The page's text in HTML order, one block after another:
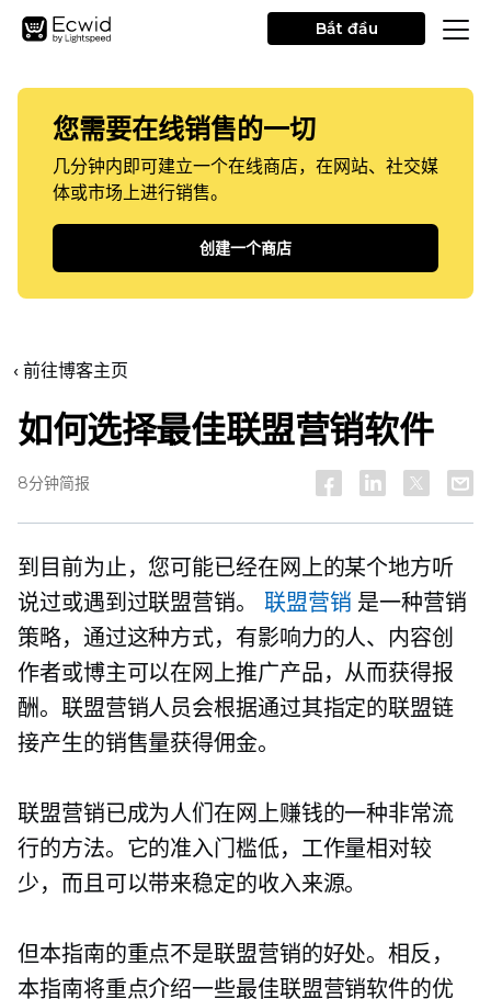
Bắt đầu
您需要在线销售的一切
几分钟内即可建立一个在线商店，在网站、社交媒
体或市场上进行销售。
创建一个商店
‹ 前往博客主页
如何选择最佳联盟营销软件
8分钟简报
到目前为止，您可能已经在网上的某个地方听
说过或遇到过联盟营销。 联盟营销 是一种营销
策略，通过这种方式，有影响力的人、内容创
作者或博主可以在网上推广产品，从而获得报
酬。联盟营销人员会根据通过其指定的联盟链
接产生的销售量获得佣金。
联盟营销已成为人们在网上赚钱的一种非常流
行的方法。它的准入门槛低，工作量相对较
少，而且可以带来稳定的收入来源。
但本指南的重点不是联盟营销的好处。相反，
本指南将重点介绍一些最佳联盟营销软件的优